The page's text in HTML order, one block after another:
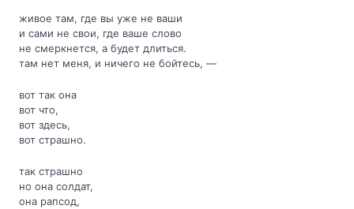
живое там, где вы уже не ваши
и сами не свои, где ваше слово
не смеркнется, а будет длиться.
там нет меня, и ничего не бойтесь, —
вот так она
вот что,
вот здесь,
вот страшно.
так страшно
но она солдат,
она рапсод,